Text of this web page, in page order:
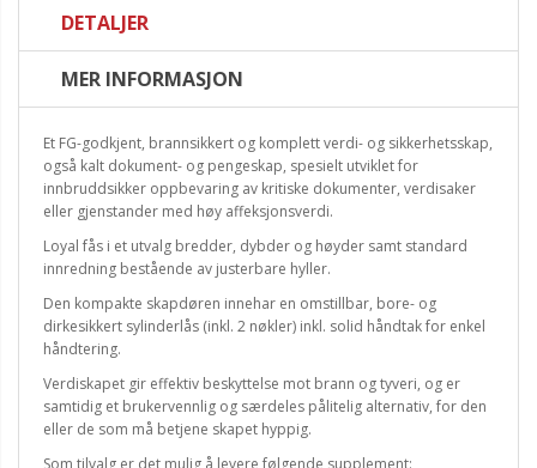
DETALJER
MER INFORMASJON
Et FG-godkjent, brannsikkert og komplett verdi- og sikkerhetsskap,
også kalt dokument- og pengeskap, spesielt utviklet for
innbruddsikker oppbevaring av kritiske dokumenter, verdisaker
eller gjenstander med høy affeksjonsverdi.
Loyal fås i et utvalg bredder, dybder og høyder samt standard
innredning bestående av justerbare hyller.
Den kompakte skapdøren innehar en omstillbar, bore- og
dirkesikkert sylinderlås (inkl. 2 nøkler) inkl. solid håndtak for enkel
håndtering.
Verdiskapet gir effektiv beskyttelse mot brann og tyveri, og er
samtidig et brukervennlig og særdeles pålitelig alternativ, for den
eller de som må betjene skapet hyppig.